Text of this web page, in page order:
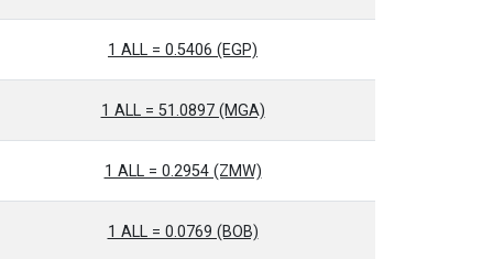
1 ALL = 0.5406 (EGP)
1 ALL = 51.0897 (MGA)
1 ALL = 0.2954 (ZMW)
1 ALL = 0.0769 (BOB)